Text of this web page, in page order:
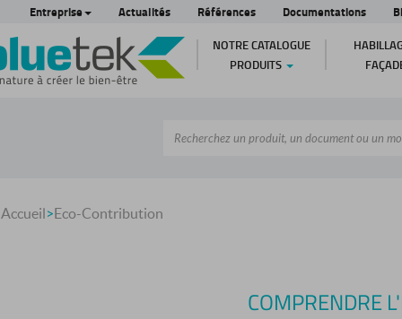
Entreprise Actualités Références Documentations
NOTRE CATALOGUE
PRODUITS
Accueil>Eco-Contribution
COMPRENDRE